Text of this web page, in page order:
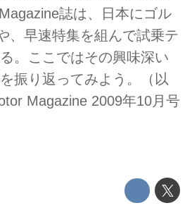
誌は、日本にゴル
、早速特集を組んで試乗テ
。ここではその興味深い
振り返ってみよう。（以
Magazine 2009年10月号